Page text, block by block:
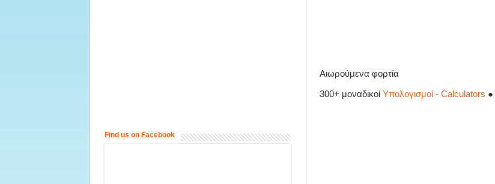
Aιωρούμενα φορτία
300+ μοναδικοί Υπολογισμοί - Calculators ●
Find us on Facebook